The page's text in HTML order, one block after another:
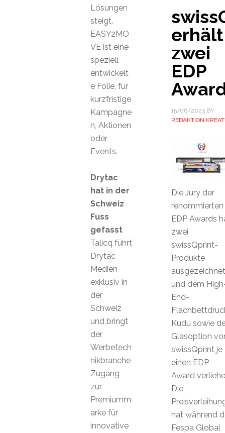
erhält
zwei
EDP
15/06/2023BY
REDAKTION
Die Jury der
renommierten
EDP Awards
zwei
swissQprint-
Produkte
ausgezeichnet
und dem
End-
Kudu sowie
Glasoption
swissQprint je
einen EDP
Award
Die
hat während
Fespa Global
Lösungen
steigt.
EASY2MO
VE ist eine
speziell
entwickelt
e Folie, für
kurzfristige
Kampagne
n, Aktionen
oder
Events.
Drytac
hat in der
Schweiz
Fuss
gefasst
Talicq führt
Drytac
Medien
exklusiv in
der
Schweiz
und bringt
der
Werbetech
nikbranche
Zugang
zur
Premiumm
arke für
innovative